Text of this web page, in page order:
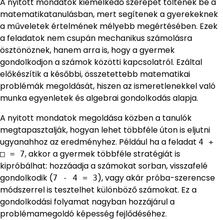
matematikatanulásban, mert segítenek a gyerekeknek
a műveletek értelmének mélyebb megértésében. Ezek
a feladatok nem csupán mechanikus számolásra
ösztönöznek, hanem arra is, hogy a gyermek
gondolkodjon a számok közötti kapcsolatról. Ezáltal
előkészítik a későbbi, összetettebb matematikai
problémák megoldását, hiszen az ismeretlenekkel való
munka egyenletek és algebrai gondolkodás alapja.
A nyitott mondatok megoldása közben a tanulók
megtapasztalják, hogyan lehet többféle úton is eljutni
ugyanahhoz az eredményhez. Például ha a feladat 4 +
□ = 7, akkor a gyermek többféle stratégiát is
kipróbálhat: hozzáadja a számokat sorban, visszafelé
gondolkodik (7 - 4 = 3), vagy akár próba-szerencse
módszerrel is tesztelhet különböző számokat. Ez a
gondolkodási folyamat nagyban hozzájárul a
problémamegoldó képesség fejlődéséhez.